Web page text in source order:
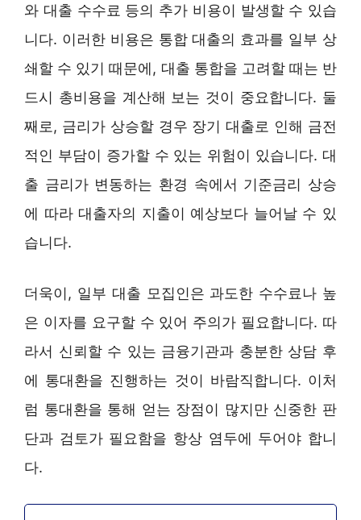
와 대출 수수료 등의 추가 비용이 발생할 수 있습
니다. 이러한 비용은 통합 대출의 효과를 일부 상
쇄할 수 있기 때문에, 대출 통합을 고려할 때는 반
드시 총비용을 계산해 보는 것이 중요합니다. 둘
째로, 금리가 상승할 경우 장기 대출로 인해 금전
적인 부담이 증가할 수 있는 위험이 있습니다. 대
출 금리가 변동하는 환경 속에서 기준금리 상승
에 따라 대출자의 지출이 예상보다 늘어날 수 있
습니다.
더욱이, 일부 대출 모집인은 과도한 수수료나 높
은 이자를 요구할 수 있어 주의가 필요합니다. 따
라서 신뢰할 수 있는 금융기관과 충분한 상담 후
에 통대환을 진행하는 것이 바람직합니다. 이처
럼 통대환을 통해 얻는 장점이 많지만 신중한 판
단과 검토가 필요함을 항상 염두에 두어야 합니
다.